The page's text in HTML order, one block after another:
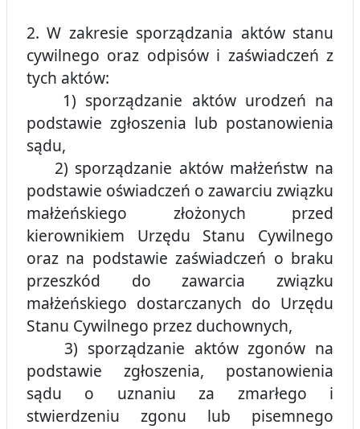
2. W zakresie sporządzania aktów stanu
cywilnego oraz odpisów i zaświadczeń z
tych aktów:
1) sporządzanie aktów urodzeń na
podstawie zgłoszenia lub postanowienia
sądu,
2) sporządzanie aktów małżeństw na
podstawie oświadczeń o zawarciu związku
małżeńskiego złożonych przed
kierownikiem Urzędu Stanu Cywilnego
oraz na podstawie zaświadczeń o braku
przeszkód do zawarcia związku
małżeńskiego dostarczanych do Urzędu
Stanu Cywilnego przez duchownych,
3) sporządzanie aktów zgonów na
podstawie zgłoszenia, postanowienia
sądu o uznaniu za zmarłego i
stwierdzeniu zgonu lub pisemnego